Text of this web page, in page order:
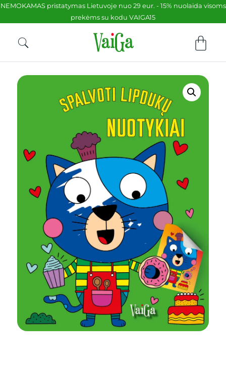
NEMOKAMAS pristatymas Lietuvoje nuo 29 eur. - 15% nuolaida visoms
prekėms su kodu VAIGA15